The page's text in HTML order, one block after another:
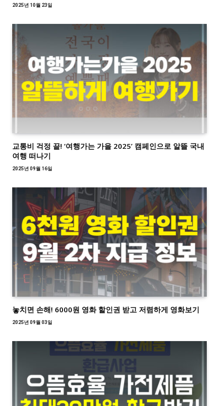
2025년 10월 23일
교통비 걱정 끝! ‘여행가는 가을 2025’ 캠페인으로 알뜰 국내
여행 떠나기
2025년 09월 16일
놓치면 손해! 6000원 영화 할인권 받고 저렴하게 영화보기
2025년 09월 03일